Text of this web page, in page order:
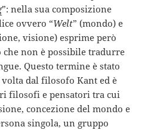
”: nella sua composizione
ovvero “Welt” (mondo) e
visione) esprime però
che non è possibile tradurre
Questo termine è stato
dal filosofo Kant ed è
filosofi e pensatori tra cui
concezione del mondo e
singola, un gruppo